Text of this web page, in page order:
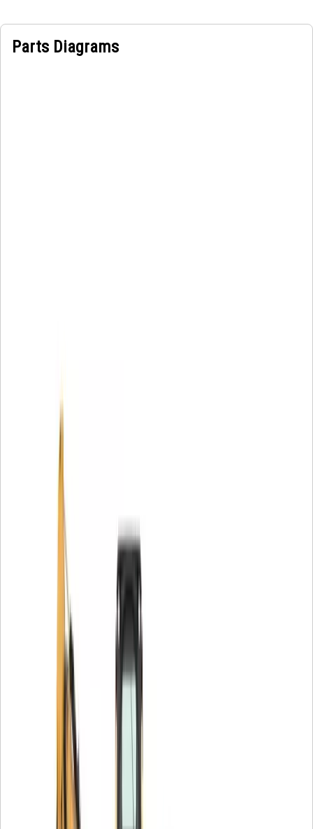
Parts Diagrams